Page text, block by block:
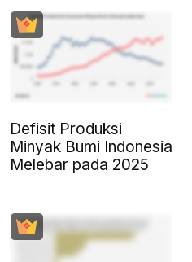
Defisit Produksi
Minyak Bumi Indonesia
Melebar pada 2025